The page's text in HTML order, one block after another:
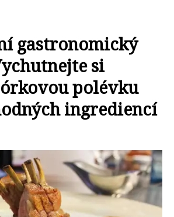
gastronomický
si
polévku
ingrediencí